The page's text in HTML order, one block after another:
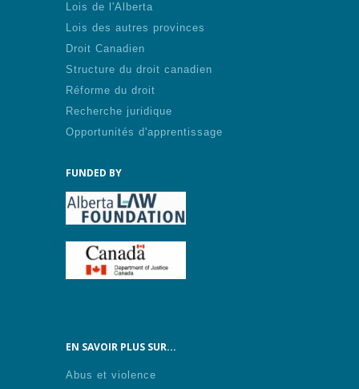
Lois de l'Alberta
Lois des autres provinces
Droit Canadien
Structure du droit canadien
Réforme du droit
Recherche juridique
Opportunités d'apprentissage
FUNDED BY
EN SAVOIR PLUS SUR...
Abus et violence